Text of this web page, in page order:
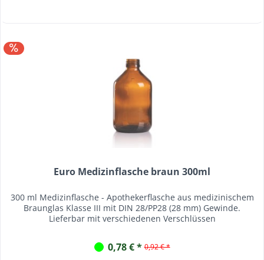
Euro Medizinflasche braun 300ml
300 ml Medizinflasche - Apothekerflasche aus medizinischem
Braunglas Klasse III mit DIN 28/PP28 (28 mm) Gewinde.
Lieferbar mit verschiedenen Verschlüssen
0,78 € * 0,92 € *